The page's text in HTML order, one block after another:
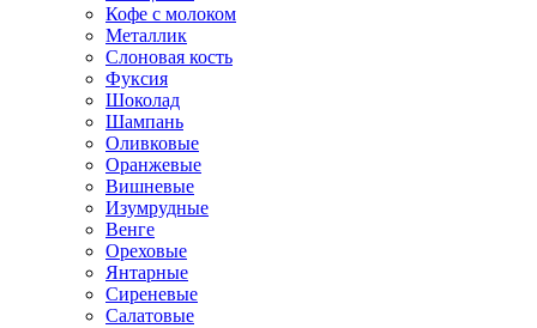
Кофе с молоком
Металлик
Слоновая кость
Фуксия
Шоколад
Шампань
Оливковые
Оранжевые
Вишневые
Изумрудные
Венге
Ореховые
Янтарные
Сиреневые
Салатовые